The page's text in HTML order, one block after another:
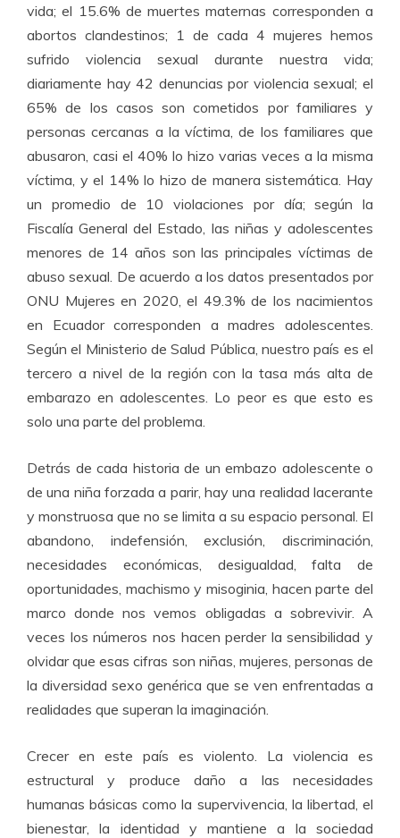
vida; el 15.6% de muertes maternas corresponden a
abortos clandestinos; 1 de cada 4 mujeres hemos
sufrido violencia sexual durante nuestra vida;
diariamente hay 42 denuncias por violencia sexual; el
65% de los casos son cometidos por familiares y
personas cercanas a la víctima, de los familiares que
abusaron, casi el 40% lo hizo varias veces a la misma
víctima, y el 14% lo hizo de manera sistemática. Hay
un promedio de 10 violaciones por día; según la
Fiscalía General del Estado, las niñas y adolescentes
menores de 14 años son las principales víctimas de
abuso sexual. De acuerdo a los datos presentados por
ONU Mujeres en 2020, el 49.3% de los nacimientos
en Ecuador corresponden a madres adolescentes.
Según el Ministerio de Salud Pública, nuestro país es el
tercero a nivel de la región con la tasa más alta de
embarazo en adolescentes. Lo peor es que esto es
solo una parte del problema.
Detrás de cada historia de un embazo adolescente o
de una niña forzada a parir, hay una realidad lacerante
y monstruosa que no se limita a su espacio personal. El
abandono, indefensión, exclusión, discriminación,
necesidades económicas, desigualdad, falta de
oportunidades, machismo y misoginia, hacen parte del
marco donde nos vemos obligadas a sobrevivir. A
veces los números nos hacen perder la sensibilidad y
olvidar que esas cifras son niñas, mujeres, personas de
la diversidad sexo genérica que se ven enfrentadas a
realidades que superan la imaginación.
Crecer en este país es violento. La violencia es
estructural y produce daño a las necesidades
humanas básicas como la supervivencia, la libertad, el
bienestar, la identidad y mantiene a la sociedad